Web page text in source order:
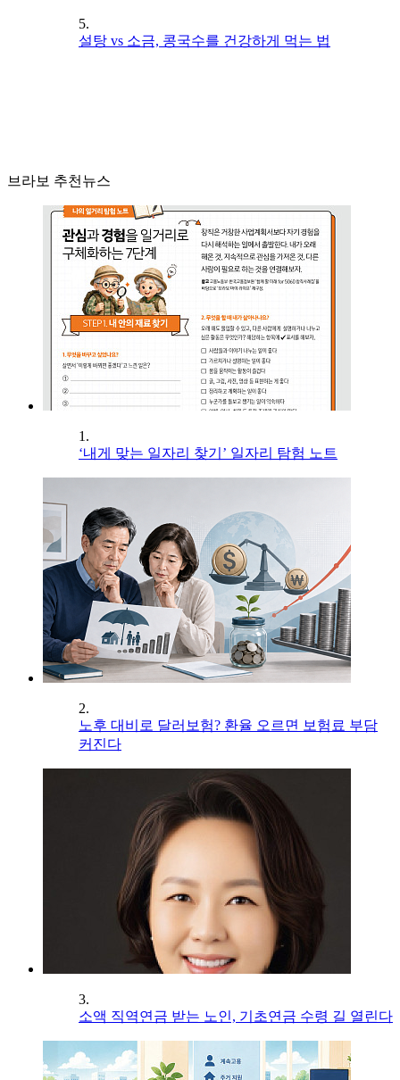
5.
설탕 vs 소금, 콩국수를 건강하게 먹는 법
브라보 추천뉴스
1.
‘내게 맞는 일자리 찾기’ 일자리 탐험 노트
2.
노후 대비로 달러보험? 환율 오르면 보험료 부담
커진다
3.
소액 직역연금 받는 노인, 기초연금 수령 길 열린다